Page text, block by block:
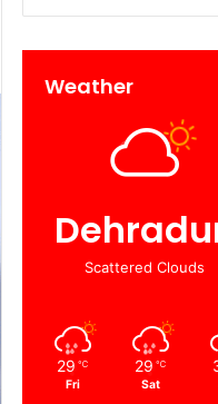
Weather
Scattered Clouds
29 ℃
Fri
29 ℃
Sat